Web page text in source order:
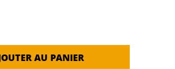
AU PANIER